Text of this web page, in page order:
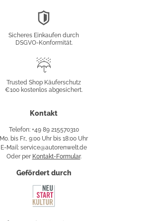
Sicheres Einkaufen durch
DSGVO-Konformität.
Käuferschutz
Trusted Shop Käuferschutz
€100 kostenlos abgesichert.
Kontakt
Telefon: +49 89 215570310
Mo. bis Fr., 9:00 Uhr bis 18:00 Uhr
E-Mail: service@autorenwelt.de
Oder per Kontakt-Formular.
Gefördert durch